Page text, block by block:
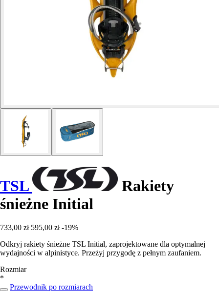
TSL
Rakiety
śnieżne Initial
733,00 zł 595,00 zł -19%
Odkryj rakiety śnieżne TSL Initial, zaprojektowane dla optymalnej
wydajności w alpinistyce. Przeżyj przygodę z pełnym zaufaniem.
Rozmiar
*
Przewodnik po rozmiarach